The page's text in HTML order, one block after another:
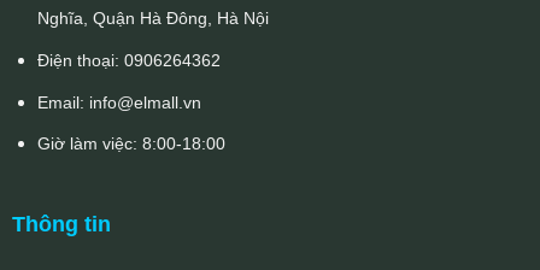
Nghĩa, Quận Hà Đông, Hà Nội
Điện thoại: 0906264362
Email: info@elmall.vn
Giờ làm việc: 8:00-18:00
Thông tin